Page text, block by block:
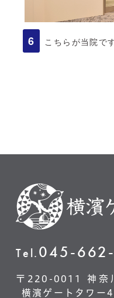
こちらが当院で
Tel.045-
〒220-0011 神奈
横濱ゲートタワー4